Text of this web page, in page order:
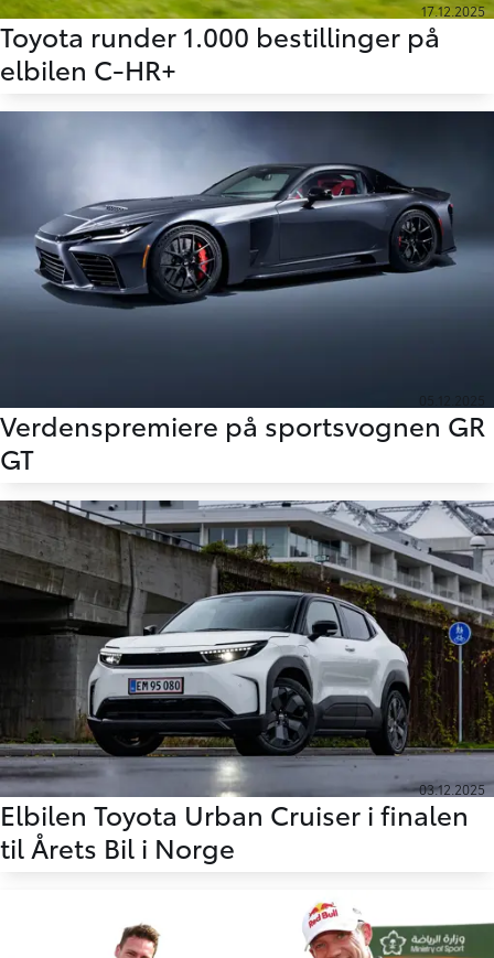
17.12.2025
Toyota runder 1.000 bestillinger på
elbilen C-HR+
Verdenspremiere på sportsvognen GR
GT
03.12.2025
Elbilen Toyota Urban Cruiser i finalen
til Årets Bil i Norge